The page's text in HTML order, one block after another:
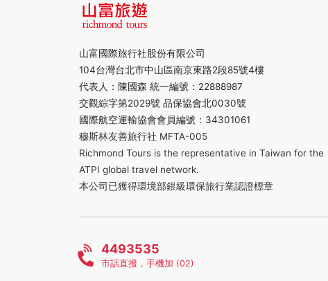
山富國際旅行社股份有限公司
104台灣台北市中山區南京東路2段85號4樓
代表人：陳國森 統一編號：22888987
交觀綜字第2029號 品保協會北0030號
國際航空運輸協會會員編號：34301061
穆斯林友善旅行社 MFTA-005
Richmond Tours is the representative in Taiwan for the
ATPI global travel network.
本公司已獲得環境部銀級環保旅行業認證標章
4493535
市話直撥，手機加 (02)